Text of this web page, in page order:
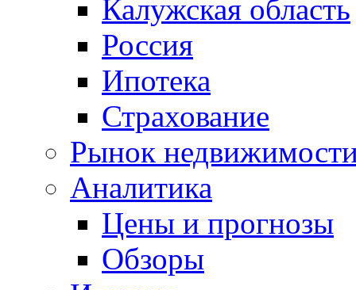
Калужская область
Россия
Ипотека
Страхование
Рынок
Аналитика
Цены и прогнозы
Обзоры